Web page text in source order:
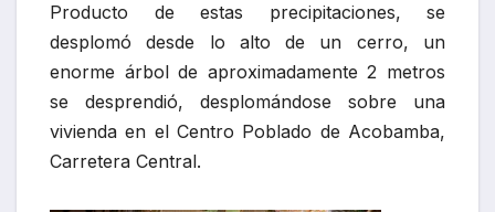
Producto de estas precipitaciones, se
desplomó desde lo alto de un cerro, un
enorme árbol de aproximadamente 2 metros
se desprendió, desplomándose sobre una
vivienda en el Centro Poblado de Acobamba,
Carretera Central.